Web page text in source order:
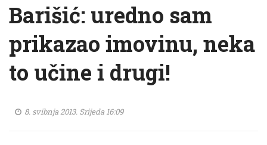
Barišić: uredno sam
prikazao imovinu, neka
to učine i drugi!
8. svibnja 2013. Srijeda 16:09